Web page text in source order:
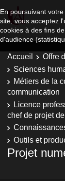
En poursuivant
site, vous acceptez
cookies à des fins
d'audience
Accueil Offre
Sciences
Métiers de la
communication
Licence
chef de projet
Outils et
Projet